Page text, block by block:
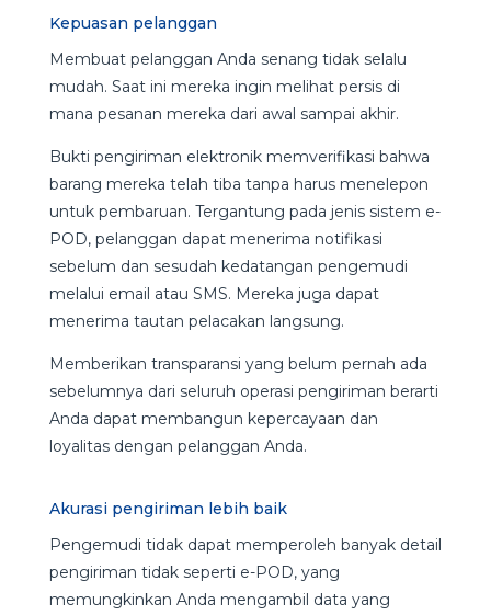
Kepuasan pelanggan
Membuat pelanggan Anda senang tidak selalu
mudah. Saat ini mereka ingin melihat persis di
mana pesanan mereka dari awal sampai akhir.
Bukti pengiriman elektronik memverifikasi bahwa
barang mereka telah tiba tanpa harus menelepon
untuk pembaruan. Tergantung pada jenis sistem e-
POD, pelanggan dapat menerima notifikasi
sebelum dan sesudah kedatangan pengemudi
melalui email atau SMS. Mereka juga dapat
menerima tautan pelacakan langsung.
Memberikan transparansi yang belum pernah ada
sebelumnya dari seluruh operasi pengiriman berarti
Anda dapat membangun kepercayaan dan
loyalitas dengan pelanggan Anda.
Akurasi pengiriman lebih baik
Pengemudi tidak dapat memperoleh banyak detail
pengiriman tidak seperti e-POD, yang
memungkinkan Anda mengambil data yang